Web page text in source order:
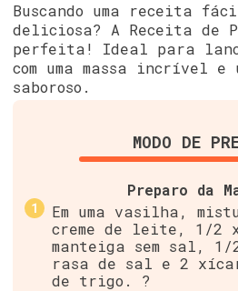
Buscando uma receita
deliciosa? A Receita de
perfeita! Ideal para
com uma massa incrível e
saboroso.
MODO DE
Preparo da
Em uma vasilha,
creme de leite, 1/2
manteiga sem sal,
rasa de sal e 2
de trigo. ?